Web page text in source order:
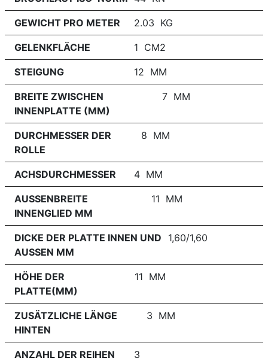
GEWICHT PRO METER 2.03 KG
GELENKFLÄCHE 1 CM2
STEIGUNG 12 MM
BREITE ZWISCHEN
INNENPLATTE (MM)
7 MM
DURCHMESSER DER
ROLLE
8 MM
ACHSDURCHMESSER 4 MM
AUSSENBREITE
INNENGLIED MM
11 MM
DICKE DER PLATTE INNEN UND
AUSSEN MM
1,60/1,60
HÖHE DER
PLATTE(MM)
11 MM
ZUSÄTZLICHE LÄNGE
HINTEN
3 MM
ANZAHL DER REIHEN 3